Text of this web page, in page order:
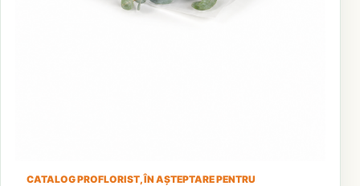
CATALOG PROFLORIST, ÎN AȘTEPTARE PENTRU